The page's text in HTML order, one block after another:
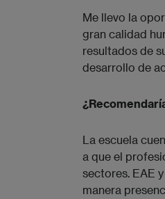
Me llevo la
gran calidad
resultados de
desarrollo de
La escuela
a que el
sectores. EAE
manera